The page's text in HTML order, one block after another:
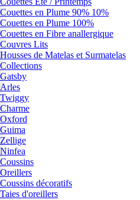
Couettes en Plume 90% 10%
Couettes en Plume 100%
Couettes en Fibre anallergique
Couvres Lits
Housses de Matelas et Surmatelas
Collections
Gatsby
Arles
Twiggy
Charme
Oxford
Guima
Zellige
Ninfea
Coussins
Oreillers
Coussins décoratifs
Taies d'oreillers